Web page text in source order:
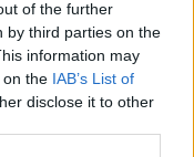
of the further
by third parties on the
information may
on the IAB’s List of
disclose it to other
за
САЩ